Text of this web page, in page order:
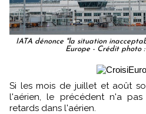
IATA dénonce "la situation
Europe - Crédit photo
Si les mois de juillet et août sont les plus chargés dans
l'aérien, le précédent n'a
retards dans l'aérien.